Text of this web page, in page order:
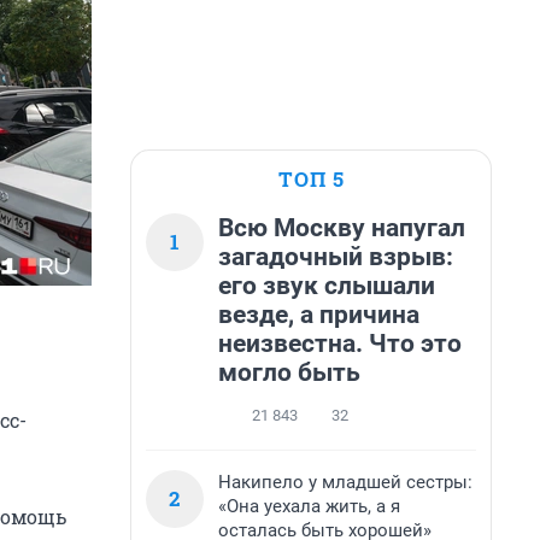
ТОП 5
1
Всю Москву напугал
загадочный взрыв:
его звук слышали
везде, а причина
неизвестна. Что это
могло быть
21 843 32
2
Накипело у младшей сестры:
«Она уехала жить, а я
осталась быть хорошей»